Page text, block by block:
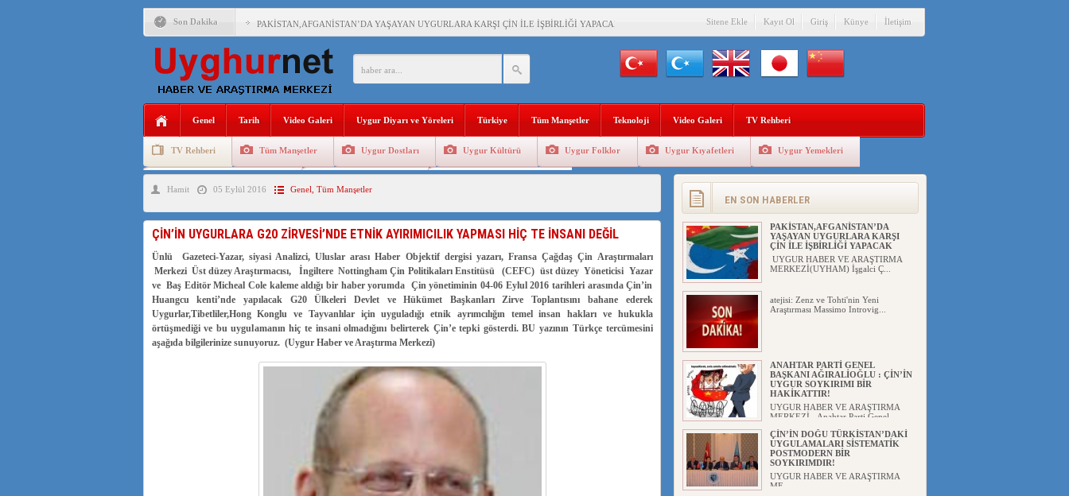
Son Dakika PAKİSTAN,AFGANİSTAN’DA YAŞAYAN UYGURLARA KARŞI ÇİN İLE İŞBİRLİĞİ YAPACAK
ANAHTAR PARTİ GENEL BAŞKANI AĞIRALİOĞLU : ÇİN’İN UYGUR SOYKIRIMI BİR HAKİKATTIR!
ÇİN’İN DOĞU TÜRKİSTAN’DAKİ UYGULAMALARI SİSTEMATİK POSTMODERN BİR SOYKIRIMDIR!
DİYANET AKADEMİSİ BAŞKANI DOÇ.DR.KAAN : DOĞU TÜRKİSTAN BİZİM KIRMIZI ÇİZGİMİZDİR!”
ÇİN’İN UYGUR POLİTİKALARINI ÖVEN DİYANET AKADEMİSİ BAŞKANI’NA TEPKİLER SÜRÜYOR
MHP’DEN URUMÇİ KATLİAMI MESAJİ : 05.07.2009 URUMÇİ ŞEHİTLERİNİ RAHMETLE ANIYORUZ
Sitene Ekle Kayıt Ol Giriş Künye İletişim
Genel Tarih Video Galeri Uygur Diyarı ve Yöreleri Türkiye Tüm Manşetler Teknoloji Video Galeri TV Rehberi
TV Rehberi Tüm Manşetler Uygur Dostları Uygur Kültürü Uygur Folklor Uygur Kıyafetleri Uygur Yemekleri
Uygurlarda Düğün ve Cenaze
Hamit 05 Eylül 2016 Genel Tüm Manşetler
ÇİN’İN UYGURLARA G20 ZİRVESİ’NDE ETNİK AYIRIMICILIK YAPMASI HİÇ TE İNSANI DEĞİL
Ünlü Gazeteci-Yazar, siyasi Analizci, Uluslar arası Haber Objektif dergisi yazarı, Fransa Çağdaş Çin Araştırmaları
Merkezi Üst düzey Araştırmacısı, İngiltere Nottingham Çin Politikaları Enstitüsü (CEFC) üst düzey Yöneticisi Yazar
ve Baş Editör Micheal Cole kaleme aldığı bir haber yorumda Çin yönetiminin 04-06 Eylul 2016 tarihleri arasında Çin’in
Huangcu kenti’nde yapılacak G20 Ülkeleri Devlet ve Hükümet Başkanları Zirve Toplantısını bahane ederek
Uygurlar,Tibetliler,Hong Konglu ve Tayvanlılar için uyguladığı etnik ayrımcılığın temel insan hakları ve hukukla
örtüşmediği ve bu uygulamanın hiç te insani olmadığını belirterek Çin’e tepki gösterdi. BU yazının Türkçe tercümesini
aşağıda bilgilerinize sunuyoruz. (Uygur Haber ve Araştırma Merkezi)
EN SON HABERLER
ÇİN’İN “GÜVENLİK”SÖYLEMİ İLE
DOĞU TÜRKİSTAN’DA
MEŞRULAŞTIRDIĞI ÇKP DEVLET
TERÖRÜ
YILMAZ ER(habernida.com) Çin
PAKİSTAN,AFGANİSTAN’DA
YAŞAYAN UYGURLARA KARŞI
ÇİN İLE İŞBİRLİĞİ YAPACAK
UYGUR HABER VE ARAŞTIRMA
MERKEZİ(UYHAM) İşgalci Ç...
atejisi: Zenz ve Tohti'nin Yeni
Araştırması Massimo Introvig...
ANAHTAR PARTİ GENEL
BAŞKANI AĞIRALİOĞLU : ÇİN’İN
UYGUR SOYKIRIMI BİR
HAKİKATTIR!
UYGUR HABER VE ARAŞTIRMA
MERKEZİ Anahtar Parti Genel
ÇİN’İN DOĞU TÜRKİSTAN’DAKİ
UYGULAMALARI SİSTEMATİK
POSTMODERN BİR
SOYKIRIMDIR!
UYGUR HABER VE ARAŞTIRMA
ME...